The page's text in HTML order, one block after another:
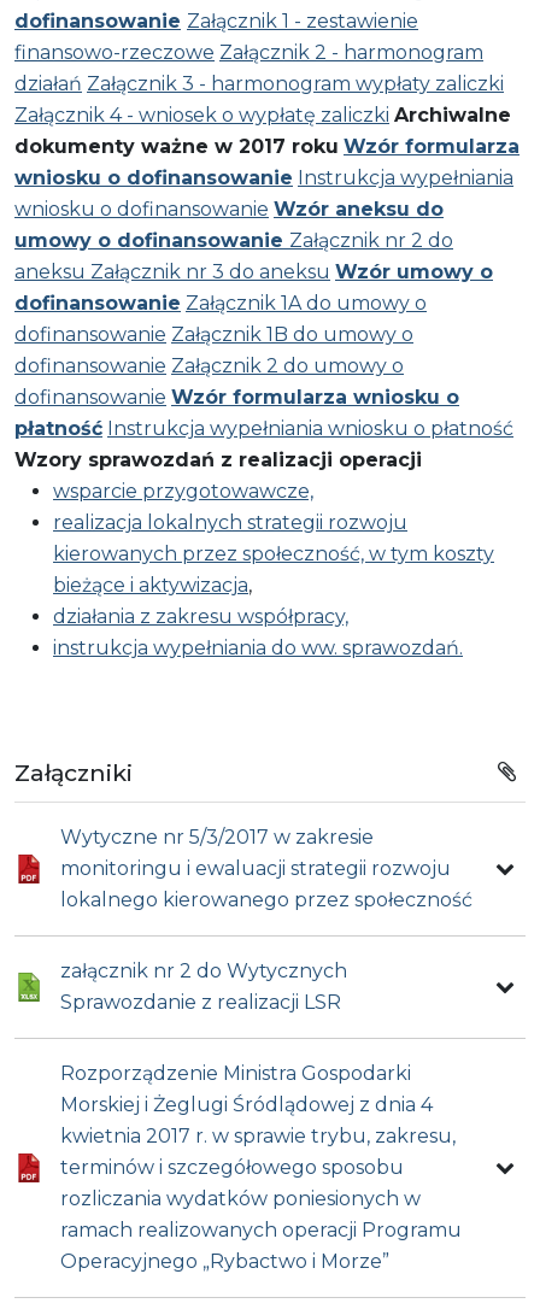
dofinansowanie Załącznik 1 - zestawienie
finansowo-rzeczowe Załącznik 2 - harmonogram
działań Załącznik 3 - harmonogram wypłaty zaliczki
Załącznik 4 - wniosek o wypłatę zaliczki Archiwalne
dokumenty ważne w 2017 roku Wzór formularza
wniosku o dofinansowanie Instrukcja wypełniania
wniosku o dofinansowanie Wzór aneksu do
umowy o dofinansowanie Załącznik nr 2 do
aneksu Załącznik nr 3 do aneksu Wzór umowy o
dofinansowanie Załącznik 1A do umowy o
dofinansowanie Załącznik 1B do umowy o
dofinansowanie Załącznik 2 do umowy o
dofinansowanie Wzór formularza wniosku o
płatność Instrukcja wypełniania wniosku o płatność
Wzory sprawozdań z realizacji operacji
wsparcie przygotowawcze,
realizacja lokalnych strategii rozwoju
kierowanych przez społeczność, w tym koszty
bieżące i aktywizacja,
działania z zakresu współpracy,
instrukcja wypełniania do ww. sprawozdań.
Załączniki
Wytyczne nr 5/3/2017 w zakresie
monitoringu i ewaluacji strategii rozwoju
lokalnego kierowanego przez społeczność
załącznik nr 2 do Wytycznych
Sprawozdanie z realizacji LSR
Rozporządzenie Ministra Gospodarki
Morskiej i Żeglugi Śródlądowej z dnia 4
kwietnia 2017 r. w sprawie trybu, zakresu,
terminów i szczegółowego sposobu
rozliczania wydatków poniesionych w
ramach realizowanych operacji Programu
Operacyjnego „Rybactwo i Morze”